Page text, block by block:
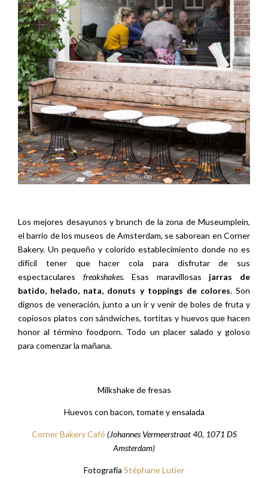
Los mejores desayunos y brunch de la zona de Museumplein,
el barrio de los museos de Amsterdam, se saborean en Corner
Bakery. Un pequeño y colorido establecimiento donde no es
difícil tener que hacer cola para disfrutar de sus
espectaculares freakshakes. Esas maravillosas jarras de
batido, helado, nata, donuts y toppings de colores. Son
dignos de veneración, junto a un ir y venir de boles de fruta y
copiosos platos con sándwiches, tortitas y huevos que hacen
honor al término foodporn. Todo un placer salado y goloso
para comenzar la mañana.
Milkshake de fresas
Huevos con bacon, tomate y ensalada
Corner Bakery Café (Johannes Vermeerstraat 40, 1071 DS
Amsterdam)
Fotografía Stéphane Lutier